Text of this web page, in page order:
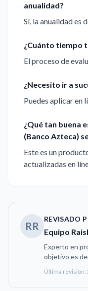
anualidad?
Sí, la anualidad es
¿Cuánto tiempo
El proceso de
¿Necesito ir a
Puedes aplicar en
¿Qué tan buena
(Banco Azteca)
Este es un
actualizadas en
RR
REVISADO
Equipo
Experto en
objetivo es
Última revisión: